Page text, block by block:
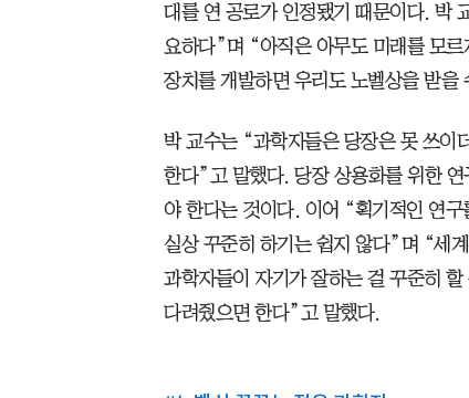
대를 연 공로가 인정됐기 때문이다. 박
요하다”며 “아직은 아무도 미래를 모
장치를 개발하면 우리도 노벨상을 받을
박 교수는 “과학자들은 당장은 못 쓰이
한다”고 말했다. 당장 상용화를 위한
야 한다는 것이다. 이어 “획기적인 연
실상 꾸준히 하기는 쉽지 않다”며 “세
과학자들이 자기가 잘하는 걸 꾸준히
다려줬으면 한다”고 말했다.